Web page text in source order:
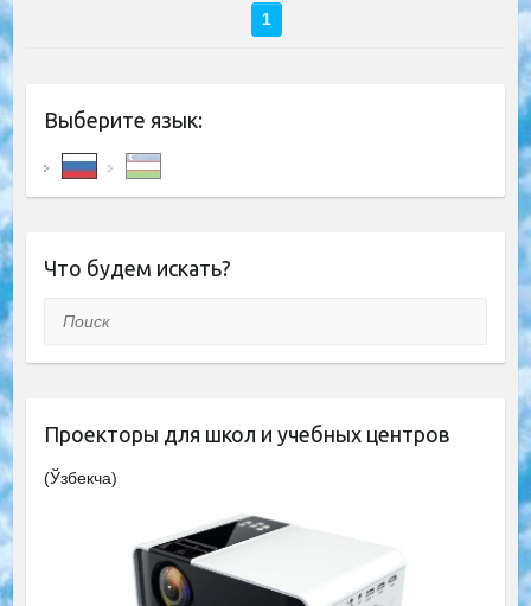
1
Выберите язык:
Что будем искать?
Поиск
Проекторы для школ и учебных центров
(Ўзбекча)